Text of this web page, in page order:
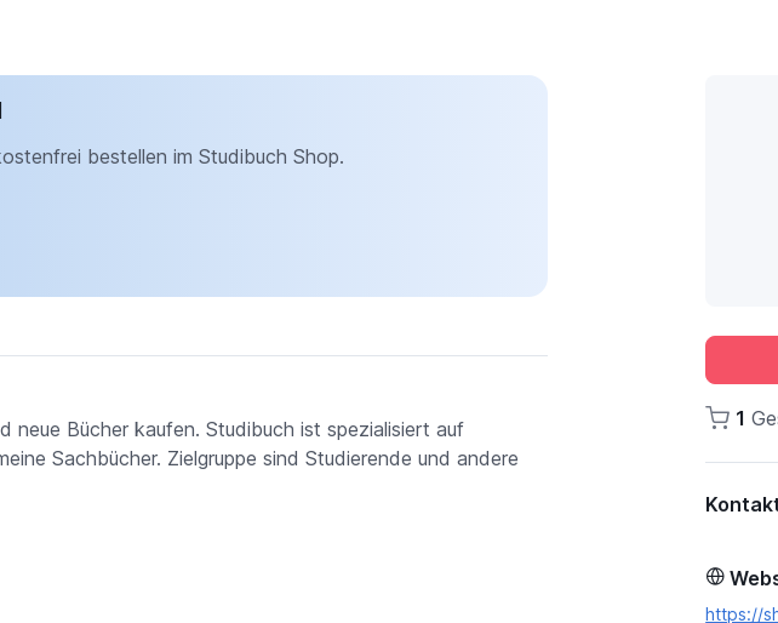
bestellen im Studibuch Shop.
neue Bücher kaufen. Studibuch ist spezialisiert auf
Sachbücher. Zielgruppe sind Studierende und andere
1
https://